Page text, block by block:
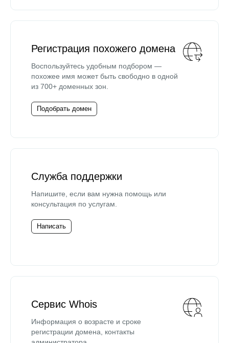
Регистрация похожего домена
Воспользуйтесь удобным подбором —
похожее имя может быть свободно в одной
из 700+ доменных зон.
Подобрать домен
Служба поддержки
Напишите, если вам нужна помощь или
консультация по услугам.
Написать
Сервис Whois
Информация о возрасте и сроке
регистрации домена, контакты